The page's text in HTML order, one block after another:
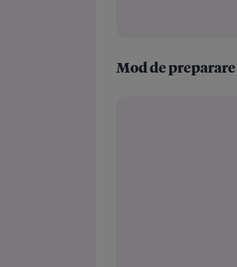
Mod de preparare